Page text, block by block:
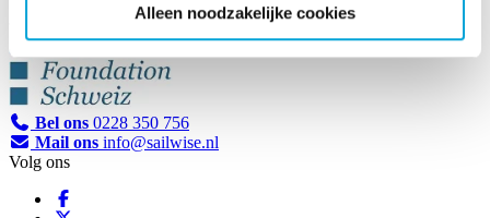
Alleen noodzakelijke cookies
Bel ons 0228 350 756
Mail ons info@sailwise.nl
Volg ons